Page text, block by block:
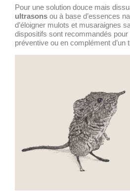
Pour une solution douce mais
ultrasons ou à base d’essences
d’éloigner mulots et musaraignes
dispositifs sont recommandés pour
préventive ou en complément d’un